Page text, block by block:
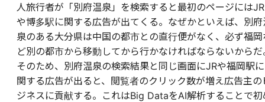
人旅行者が「別府温泉」を検索すると最初のページにはJR
や博多駅に関する広告が出てくる。なぜかといえば、別府
泉のある大分県は中国の都市との直行便がなく、必ず福岡
ど別の都市から移動してから行かなければならないからだ
そのため、別府温泉の検索結果と同じ画面にJRや福岡駅に
関する広告が出ると、閲覧者のクリック数が増え広告主の
ジネスに貢献する。これはBig DataをAI解析することで初